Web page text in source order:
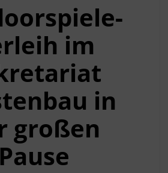
im
in
großen
Pause